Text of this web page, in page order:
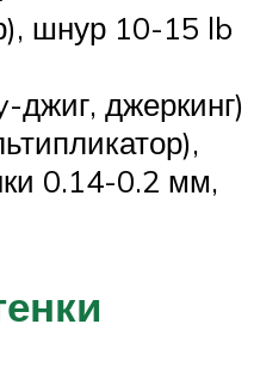
шнур 10-15 lb
джеркинг)
0.14-0.2 мм,